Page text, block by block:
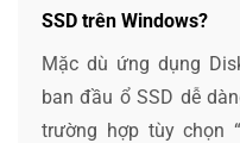
SSD trên Windows?
Mặc dù ứng dụng
ban đầu ổ SSD dễ
trường hợp tùy chọn